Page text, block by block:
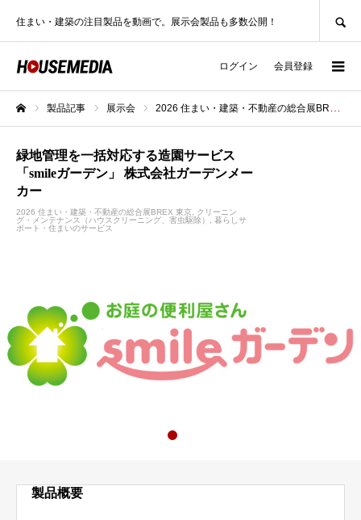
住まい・建築の注目製品を動画で。展示会製品も多数公開！
ログイン 会員登録
製品記事 展示会 2026 住まい・建築・不動産の総合展BREX 東京
緑地管理を一括対応する造園サービス
「smileガーデン」 株式会社ガーデンメー
カー
2026 住まい・建築・不動産の総合展BREX 東京
クリーニン
グ・メンテナンス（ハウスクリーニング、害虫駆除）
暮らしサ
ポート・住まいのサービス
製品概要